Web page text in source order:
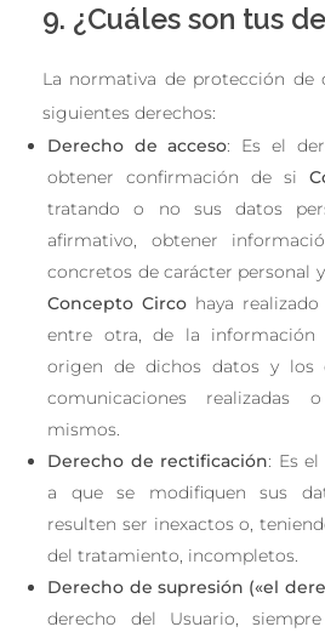
9. ¿Cuáles son tus
La normativa de protección de
siguientes derechos:
Derecho de acceso: Es el
obtener confirmación de si
tratando o no sus datos
afirmativo, obtener
concretos de carácter personal
Concepto Circo haya
entre otra, de la información
origen de dichos datos y los
comunicaciones
mismos.
Derecho de rectificación: Es
a que se modifiquen sus
resulten ser inexactos o,
del tratamiento, incompletos.
Derecho de supresión («el
derecho del Usuario,